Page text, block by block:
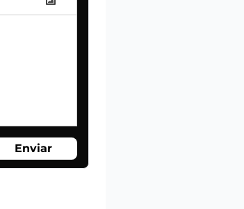
Enviar